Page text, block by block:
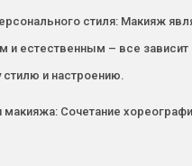
стиля: Макияж
естественным – все
и настроению.
макияжа: Сочетание